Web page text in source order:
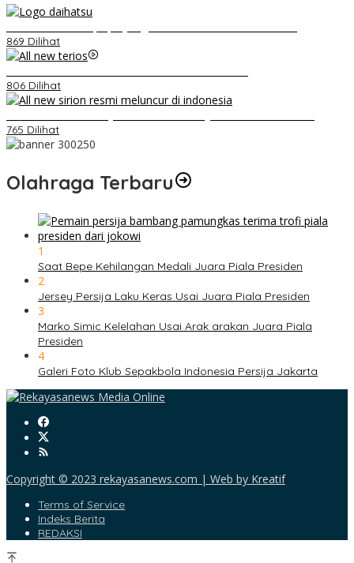
869 Dilihat
806 Dilihat
765 Dilihat
Olahraga Terbaru
1
Saat Bepe Kehilangan Medali Juara Piala Presiden
2
Jersey Persija Laku Keras Usai Juara Piala Presiden
3
Marko Simic Kelelahan Usai Arak arakan Juara Piala
Presiden
4
Galeri Foto Klub Sepakbola Indonesia Persija Jakarta
Copyright © 2023 rekayasanews.com | Web by Kreatif
Terms of Service
Indeks Berita
REDAKSI